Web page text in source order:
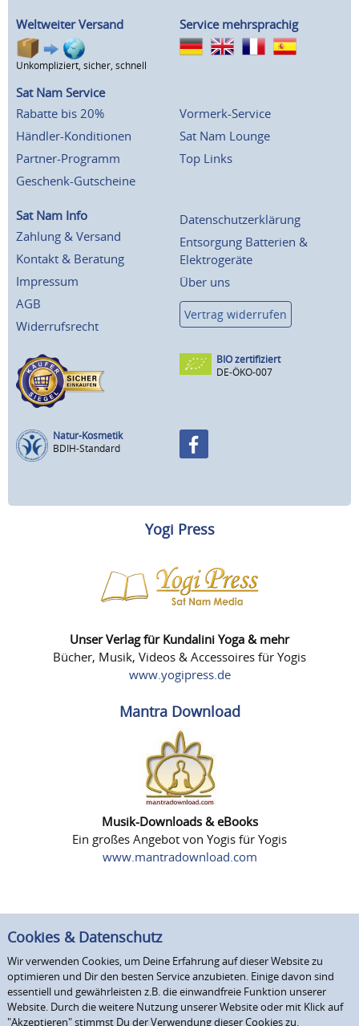
Weltweiter Versand
Unkompliziert, sicher, schnell
Service mehrsprachig
Sat Nam Service
Rabatte bis 20%
Händler-Konditionen
Partner-Programm
Geschenk-Gutscheine
Vormerk-Service
Sat Nam Lounge
Top Links
Sat Nam Info
Zahlung & Versand
Kontakt & Beratung
Impressum
AGB
Widerrufsrecht
Datenschutzerklärung
Entsorgung Batterien &
Elektrogeräte
Über uns
Vertrag widerrufen
BIO zertifiziert
DE-ÖKO-007
Natur-Kosmetik
BDIH-Standard
Yogi Press
Unser Verlag für Kundalini Yoga & mehr
Bücher, Musik, Videos & Accessoires für Yogis
www.yogipress.de
Mantra Download
Musik-Downloads & eBooks
Ein großes Angebot von Yogis für Yogis
www.mantradownload.com
Cookies & Datenschutz
Wir verwenden Cookies, um Deine Erfahrung auf dieser Website zu
optimieren und Dir den besten Service anzubieten. Einige davon sind
essentiell und gewährleisten z.B. die einwandfreie Funktion unserer
Website. Durch die weitere Nutzung unserer Website oder mit Klick auf
"Akzeptieren" stimmst Du der Verwendung dieser Cookies zu.